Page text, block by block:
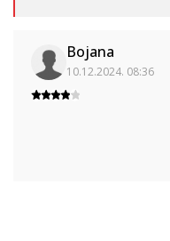
Bojana
10.12.2024. 08:36